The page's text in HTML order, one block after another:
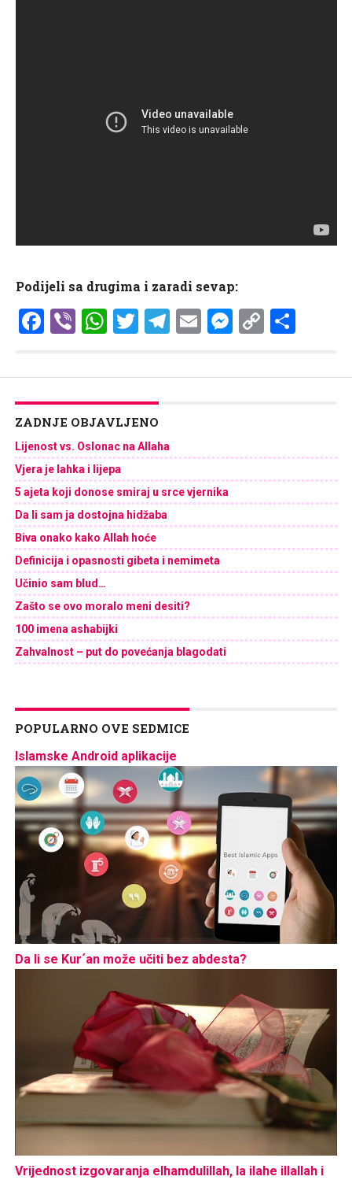
Podijeli sa drugima i zaradi sevap:
Facebook
ViberWhatsApp
Twitter
Telegram
EmailCopy
ZADNJE OBJAVLJENO
Lijenost vs. Oslonac na Allaha
Vjera je lahka i lijepa
5 ajeta koji donose smiraj u srce vjernika
Da li sam ja dostojna hidžaba
Biva onako kako Allah hoće
Definicija i opasnosti gibeta i nemimeta
Učinio sam blud…
Zašto se ovo moralo meni desiti?
100 imena ashabijki
Zahvalnost – put do povećanja blagodati
POPULARNO OVE SEDMICE
Islamske Android aplikacije
Da li se Kur´an može učiti bez abdesta?
Vrijednost izgovaranja elhamdulillah, la ilahe illallah i